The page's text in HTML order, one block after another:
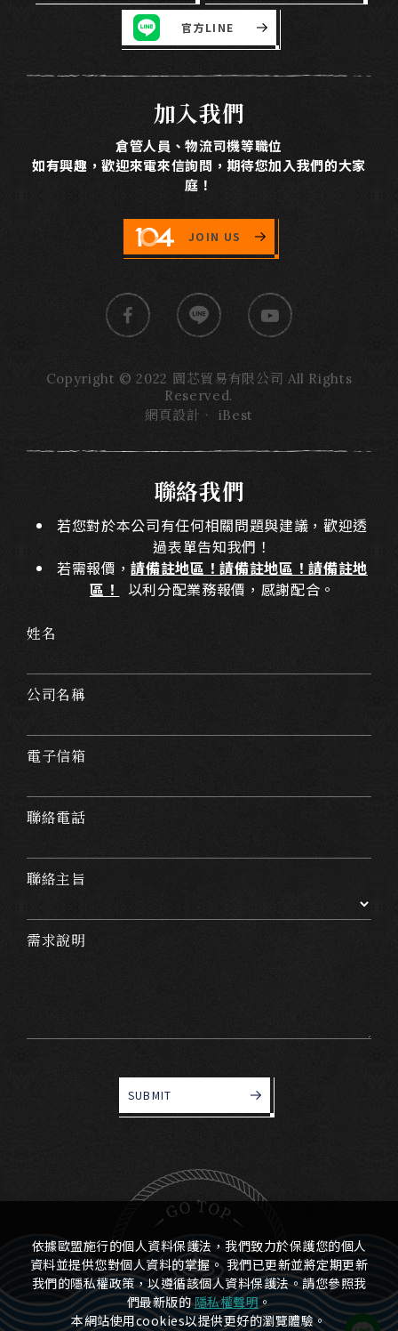
官方LINE
加入我們
倉管人員、物流司機等職位
如有興趣，歡迎來電來信詢問，期待您加入我們的大家
庭！
JOIN US
Copyright © 2022 園芯貿易有限公司 All Rights
Reserved.
網頁設計 ‧ iBest
聯絡我們
若您對於本公司有任何相關問題與建議，歡迎透
過表單告知我們！
若需報價，請備註地區！請備註地區！請備註地
區！
以利分配業務報價，感謝配合。
姓名
公司名稱
電子信箱
聯絡電話
聯絡主旨
需求說明
SUBMIT
依據歐盟施行的個人資料保護法，我們致力於保護您的個人
資料並提供您對個人資料的掌握。 我們已更新並將定期更新
我們的隱私權政策，以遵循該個人資料保護法。請您參照我
們最新版的隱私權聲明。
本網站使用cookies以提供更好的瀏覽體驗。